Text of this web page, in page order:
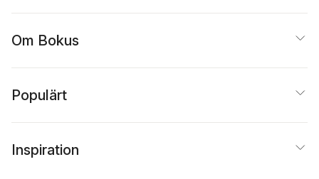
Om Bokus
Populärt
Inspiration